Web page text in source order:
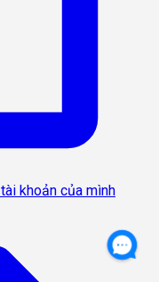
khoản của mình